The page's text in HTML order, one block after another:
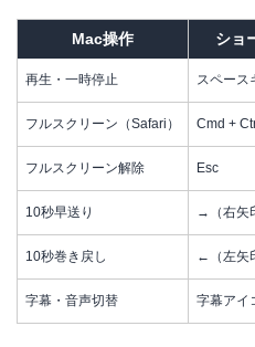
Mac操作 ショ
再生・一時停止 スペース
フルスクリーン（Safari） Cmd +
フルスクリーン解除 Esc
10秒早送り →（右矢
10秒巻き戻し ←（左矢
字幕・音声切替 字幕アイ